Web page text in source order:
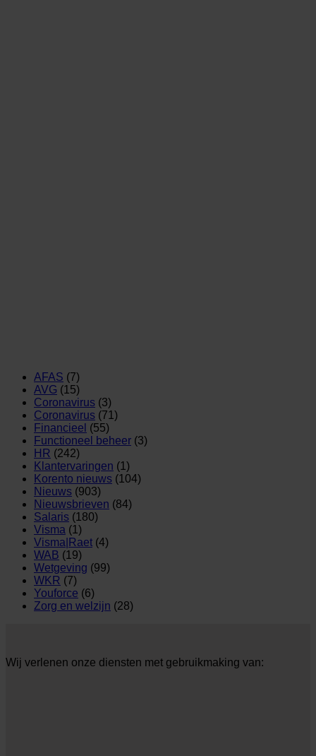
AFAS (7)
AVG (15)
Coronavirus (3)
Coronavirus (71)
Financieel (55)
Functioneel beheer (3)
HR (242)
Klantervaringen (1)
Korento nieuws (104)
Nieuws (903)
Nieuwsbrieven (84)
Salaris (180)
Visma (1)
Visma|Raet (4)
WAB (19)
Wetgeving (99)
WKR (7)
Youforce (6)
Zorg en welzijn (28)
Wij verlenen onze diensten met gebruikmaking van: